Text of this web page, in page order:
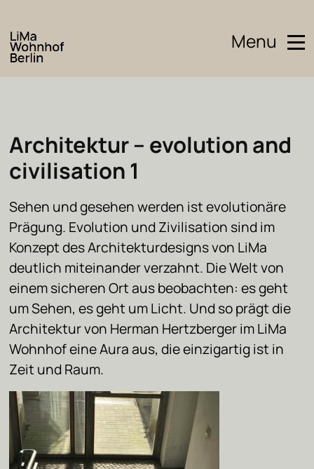
Menu
Architektur – evolution and
civilisation 1
Sehen und gesehen werden ist evolutionäre
Prägung. Evolution und Zivilisation sind im
Konzept des Architekturdesigns von LiMa
deutlich miteinander verzahnt. Die Welt von
einem sicheren Ort aus beobachten: es geht
um Sehen, es geht um Licht. Und so prägt die
Architektur von Herman Hertzberger im LiMa
Wohnhof eine Aura aus, die einzigartig ist in
Zeit und Raum.